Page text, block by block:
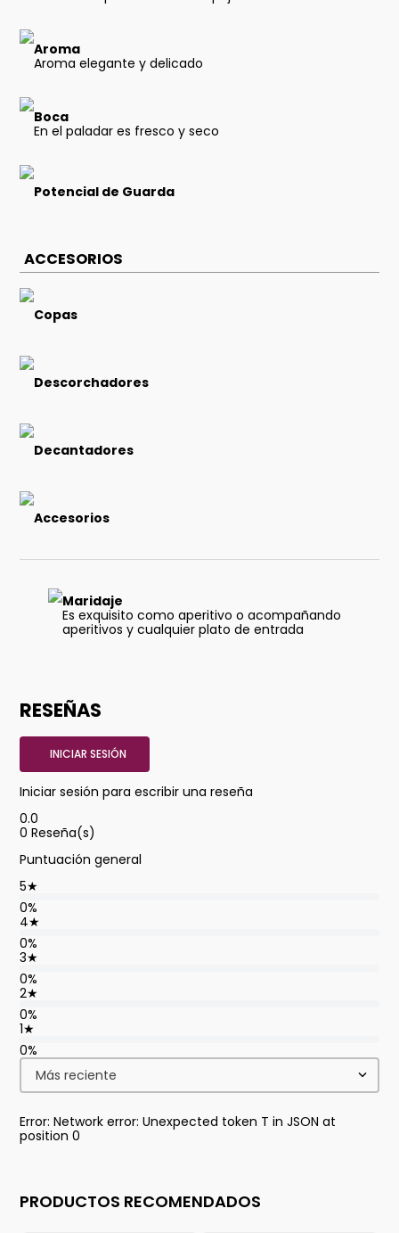
Aroma
Aroma elegante y delicado
Boca
En el paladar es fresco y seco
Potencial de Guarda
ACCESORIOS
Copas
Descorchadores
Decantadores
Accesorios
Maridaje
Es exquisito como aperitivo o acompañando
aperitivos y cualquier plato de entrada
RESEÑAS
INICIAR SESIÓN
Iniciar sesión para escribir una reseña
0.0
0 Reseña(s)
Puntuación general
5★
0%
4★
0%
3★
0%
2★
0%
1★
0%
Más reciente
Error: Network error: Unexpected token T in JSON at
position 0
PRODUCTOS RECOMENDADOS